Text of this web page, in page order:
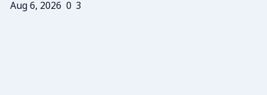
Aug 6, 2026 0 3